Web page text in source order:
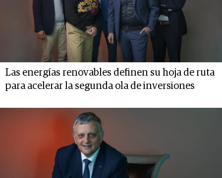
Las energías renovables definen su hoja de ruta
para acelerar la segunda ola de inversiones